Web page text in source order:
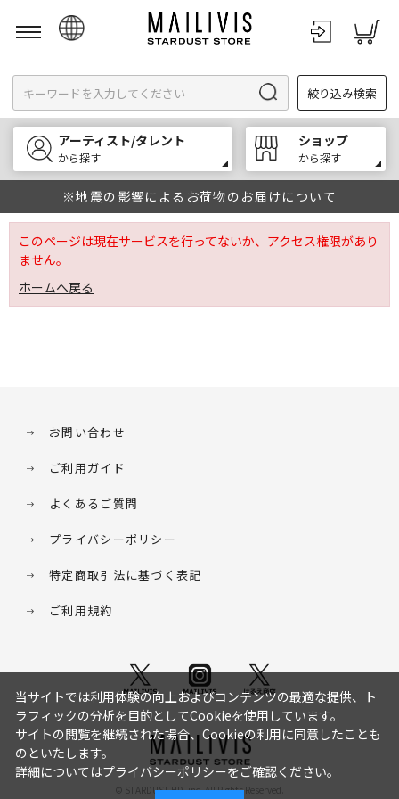
English
한국어
中文
絞り込み検索
アーティスト/タレント
から探す
ショップ
から探す
※地震の影響によるお荷物のお届けについて
このページは現在サービスを行ってないか、アクセス権限があり
ません。
ホームへ戻る
お問い合わせ
ご利用ガイド
よくあるご質問
プライバシーポリシー
特定商取引法に基づく表記
ご利用規約
© STARDUST HD. inc. All Rights Reserved.
当サイトでは利用体験の向上およびコンテンツの最適な提供、ト
ラフィックの分析を目的としてCookieを使用しています。
サイトの閲覧を継続された場合、Cookieの利用に同意したことも
のといたします。
詳細についてはプライバシーポリシーをご確認ください。